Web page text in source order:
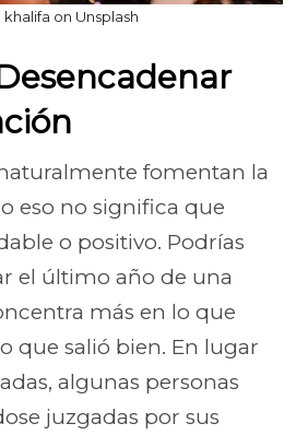
khalifa on Unsplash
fomentan la
eso no significa que
o positivo. Podrías
el último año de una
más en lo que
que salió bien. En lugar
algunas personas
juzgadas por sus